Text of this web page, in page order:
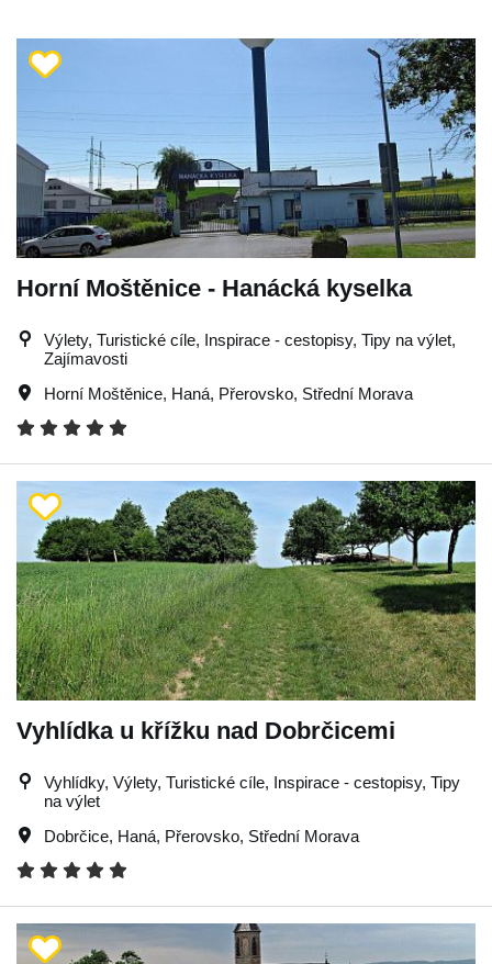
Horní Moštěnice - Hanácká kyselka
Výlety, Turistické cíle, Inspirace - cestopisy, Tipy na výlet,
Zajímavosti
Horní Moštěnice, Haná, Přerovsko, Střední Morava
Vyhlídka u křížku nad Dobrčicemi
Vyhlídky, Výlety, Turistické cíle, Inspirace - cestopisy, Tipy
na výlet
Dobrčice, Haná, Přerovsko, Střední Morava